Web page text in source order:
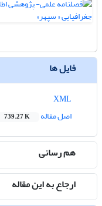
فایل ها
اصل مقاله
739.27 K
هم رسانی
ارجاع به این مقاله